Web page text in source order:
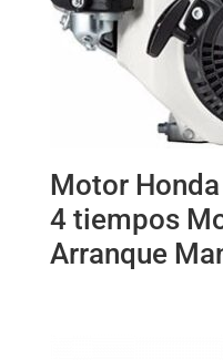
Motor
4 tiempos
Arranque